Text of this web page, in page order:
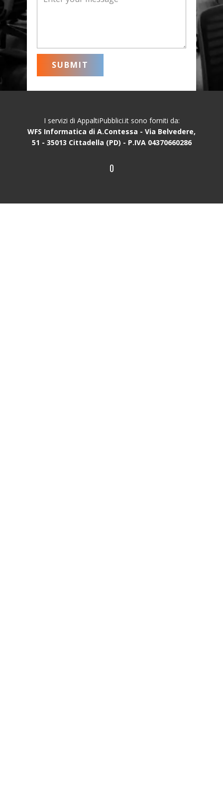
SUBMIT
I servizi di AppaltiPubblici.it sono forniti da:
WFS Informatica di A.Contessa - Via Belvedere,
51 - 35013 Cittadella (PD) - P.IVA 04370660286
0